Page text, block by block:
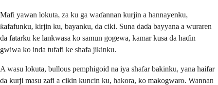
Mafi yawan lokuta, za ku ga waɗannan kurjin a hannayenku,
ƙafafunku, kirjin ku, bayanku, da ciki. Suna daɗa bayyana a wuraren
da fatarku ke lankwasa ko samun gogewa, kamar kusa da haɗin
gwiwa ko inda tufafi ke shafa jikinku.
A wasu lokuta, bullous pemphigoid na iya shafar bakinku, yana haifar
da kurji masu zafi a cikin kuncin ku, hakora, ko makogwaro. Wannan